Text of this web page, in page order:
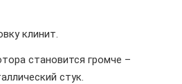
клинит.
становится громче –
стук.